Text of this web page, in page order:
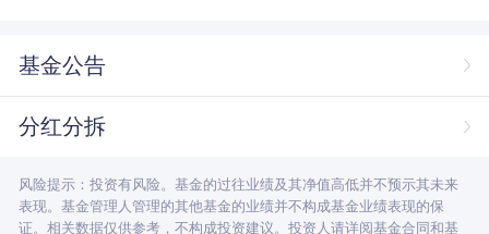
基金公告
分红分拆
风险提示：投资有风险。基金的过往业绩及其净值高低并不预示其未来
表现。基金管理人管理的其他基金的业绩并不构成基金业绩表现的保
证。相关数据仅供参考，不构成投资建议。投资人请详阅基金合同和基